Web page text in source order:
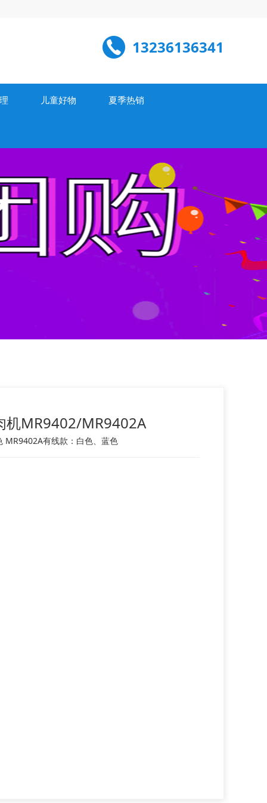
13236136341
儿童好物 夏季热销
机MR9402/MR9402A
MR9402A有线款：白色、蓝色